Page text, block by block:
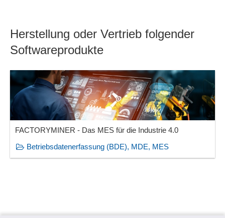
Herstellung oder Vertrieb folgender
Softwareprodukte
FACTORYMINER - Das MES für die Industrie 4.0
Betriebsdatenerfassung (BDE), MDE, MES